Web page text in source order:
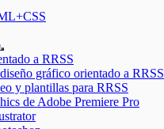
Mostrar
el
submenú
a RRSS
gráfico orientado a RRSS
y plantillas para RRSS
de Adobe Premiere Pro